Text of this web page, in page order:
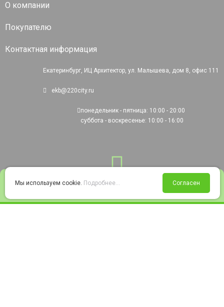
Войти Избранное Корзина
О компании
Покупателю
Контактная информация
Екатеринбург, ИЦ Архитектор, ул. Малышева, дом 8, офис 111
ekb@220city.ru
понедельник - пятница: 10:00 - 20:00
суббота - воскресенье: 10:00 - 16:00
Мы используем cookie. Подробнее... Согласен